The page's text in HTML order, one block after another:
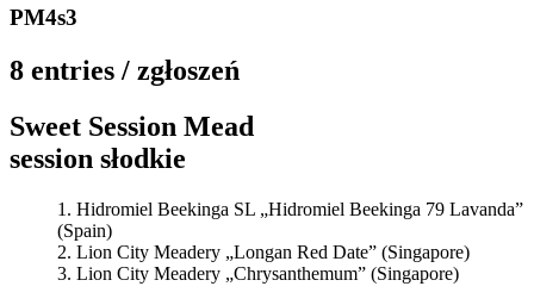
PM4s3
8 entries / zgłoszeń
Sweet Session Mead
session słodkie
Hidromiel Beekinga SL „Hidromiel Beekinga 79 Lavanda”
(Spain)
Lion City Meadery „Longan Red Date” (Singapore)
Lion City Meadery „Chrysanthemum” (Singapore)